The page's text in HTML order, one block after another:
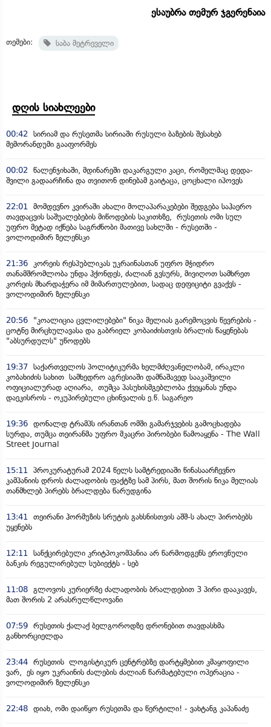
ესაუბრა თემურ ჯგერენაია
თემები: საბა მეტრეველი
დღის სიახლეები
00:42
სირიამ და რუსეთმა სირიაში რუსული ბაზების შესახებ
მემორანდუმი გააფორმეს
00:02
წალენჯიხაში, მდინარეში დაკარგული კაცი, რომელმაც დედა-
შვილი გადაარჩინა და თვითონ დინებამ გაიტაცა, ცოცხალი იპოვეს
22:01
მომდევნო კვირაში ახალი მოლაპარაკებები შედგება საჰაერო
თავდაცვის საშუალებების მიწოდების საკითხზე, რუსეთის ომი სულ
უფრო მეტად იქნება საგრძნობი მათივე სახლში - რუსეთში -
ვოლოდიმირ ზელენსკი
21:36
კორეის რესპუბლიკას უკრაინასთან უფრო მჭიდრო
თანამშრომლობა უნდა ჰქონდეს, ძალიან გვსურს, მივიღოთ სამხრეთ
კორეის მხარდაჭერა იმ მიმართულებით, სადაც დეფიციტი გვაქვს -
ვოლოდიმირ ზელენსკი
20:56
"კოალიცია ცვლილებები" ნიკა მელიას გარემოცვის წევრების -
ცოტნე მირცხულავასა და გაბრიელ კობაიძისთვის ბრალის წაყენებას
"აბსურდულს" უწოდებს
19:37 საქართველოს პოლიტიკურმა ხელმძღვანელობამ, ირაკლი
კობახიძის სახით სამხედრო აგრესიაში დამნაშავედ სააკაშვილი
ოფიციალურად აღიარა, თუმცა პასუხისმგებლობა ქვეყანას უნდა
დაეკისროს - ოკუპირებული ცხინვალის ე.წ. საგარეო
19:36 დონალდ ტრამპს ირანთან ომში გამარჯვების გამოცხადება
სურდა, თუმცა თეირანმა უფრო მკაცრი პირობები წამოაყენა - The Wall
Street Journal
15:11
პროკურატურამ 2024 წელს სამტრედიაში წინასაარჩევნო
კამპანიის დროს ძალადობის ფაქტზე სამ პირს, მათ შორის ნიკა მელიას
თანმხლებ პირებს ბრალდება წარუდგინა
13:41
თეირანი ჰორმუზის სრუტის გახსნისთვის აშშ-ს ახალ პირობებს
უყენებს
12:11
სანქცირებული კრიტპოკომპანია არ წარმოდგენს ეროვნული
ბანკის რეგულირებულ სუბიექტს - სებ
11:08 გლოვოს კურიერზე ძალადობის ბრალდებით 3 პირი დააკავეს,
მათ შორის 2 არასრულწლოვანი
07:59 რუსეთის ქალაქ ბელგოროდზე დრონებით თავდასხმა
განხორციელდა
23:44 რუსეთის ლოგისტიკურ ცენტრებზე დარტყმებით კმაყოფილი
ვარ, ეს იყო უკრაინის ძალების ძალიან წარმატებული ოპერაცია -
ვოლოდიმირ ზელენსკი
22:48 დიახ, ომი დაიწყო რუსეთმა და წერტილი! - ვახტანგ კაპანაძე